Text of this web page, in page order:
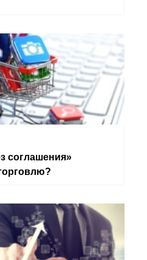
соглашения»